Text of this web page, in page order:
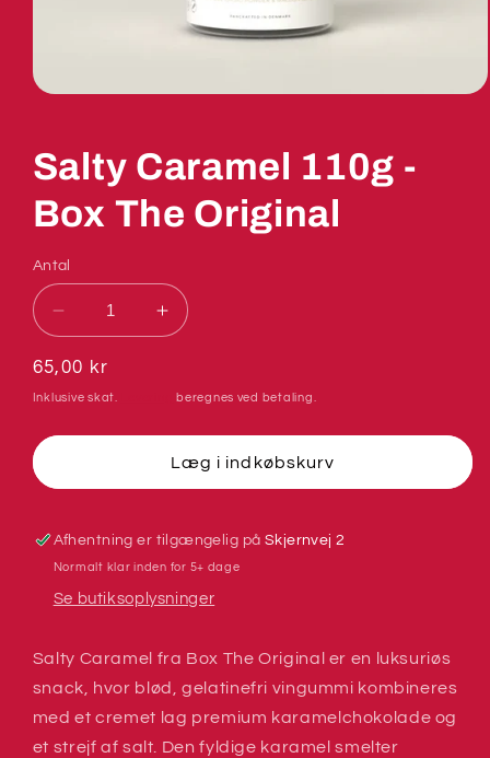
Salty Caramel 110g -
Box The Original
Antal
Reducer
antallet
for
Salty
110g
Box
Original
Øg
antallet
Salty
110g
Box
Original
Normalpris
65,00 kr
Inklusive skat. beregnes ved betaling.
Læg i indkøbskurv
Afhentning er tilgængelig på Skjernvej 2
Normalt klar inden for 5+ dage
Se butiksoplysninger
Salty Caramel fra Box The Original er en luksuriøs
snack, hvor blød, gelatinefri vingummi kombineres
med et cremet lag premium karamelchokolade og
et strejf af salt. Den fyldige karamel smelter